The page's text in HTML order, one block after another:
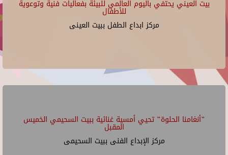
بيت العيني يحتفي باليوم العالمي للبيئة بفعاليات فنية وتوعوية
للأطفال
مركز ابداع الطفل ببيت العينى
"أنغامنا الحلوة" تحيي أمسية غنائية ببيت السحيمي الخميس
المقبل
مركز الإبداع الفنى ببيت السحيمى